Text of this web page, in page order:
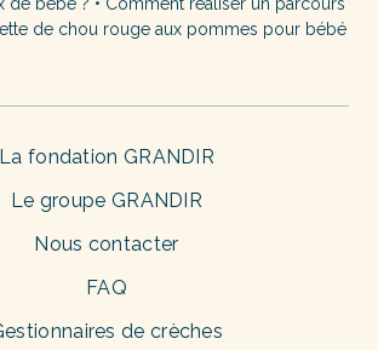
de chou rouge aux pommes pour bébé
La fondation GRANDIR
Le groupe GRANDIR
Nous contacter
FAQ
de crèches